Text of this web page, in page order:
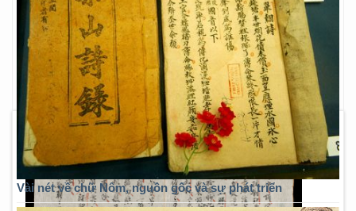
Vài nét về chữ Nôm, nguồn gốc và sự phát triển